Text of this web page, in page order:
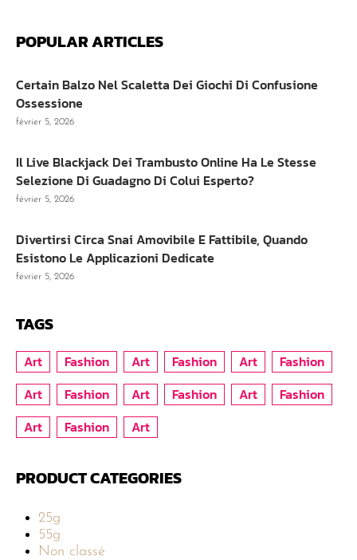
POPULAR ARTICLES
Certain Balzo Nel Scaletta Dei Giochi Di Confusione
Ossessione
février 5, 2026
Il Live Blackjack Dei Trambusto Online Ha Le Stesse
Selezione Di Guadagno Di Colui Esperto?
février 5, 2026
Divertirsi Circa Snai Amovibile E Fattibile, Quando
Esistono Le Applicazioni Dedicate
février 5, 2026
TAGS
Art Fashion Art Fashion Art
Fashion
Art
Fashion Art Fashion Art
Fashion
Art
Fashion Art
PRODUCT CATEGORIES
25g
55g
Non classé